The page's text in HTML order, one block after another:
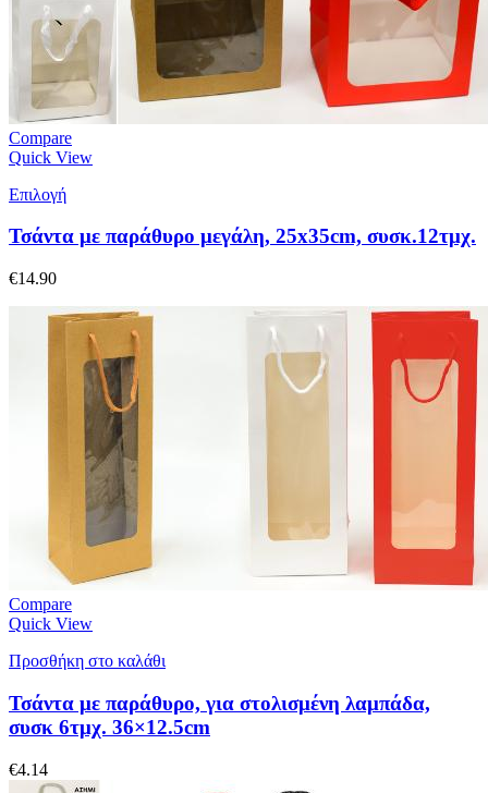
Compare
Quick View
Επιλογή
Τσάντα με παράθυρο μεγάλη, 25x35cm, συσκ.12τμχ.
€14.90
Compare
Quick View
Προσθήκη στο καλάθι
Τσάντα με παράθυρο, για στολισμένη λαμπάδα,
συσκ 6τμχ. 36×12.5cm
€4.14